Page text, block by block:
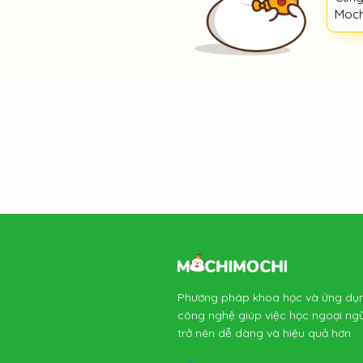
Phương pháp khoa học và ứng
công nghệ giúp việc học ngoại
trở nên dễ dàng và hiệu quả hơn.